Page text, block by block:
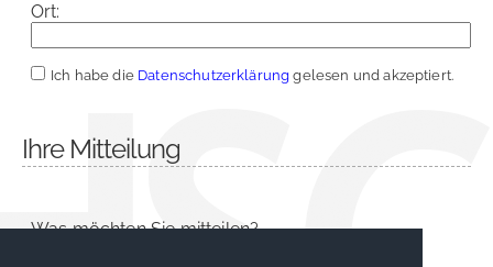
Ort:
Ich habe die Datenschutzerklärung gelesen und akzeptiert.
Ihre Mitteilung
Was möchten Sie mitteilen?